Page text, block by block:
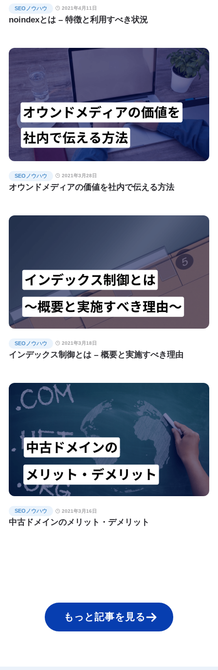
noindexとは – 特徴と利用すべき状況
2021年4月11日
SEOノウハウ
オウンドメディアの価値を社内で伝える方法
2021年3月28日
SEOノウハウ
インデックス制御とは – 概要と実施すべき理由
2021年3月18日
SEOノウハウ
中古ドメインのメリット・デメリット
2021年3月16日
SEOノウハウ
もっと記事を見る